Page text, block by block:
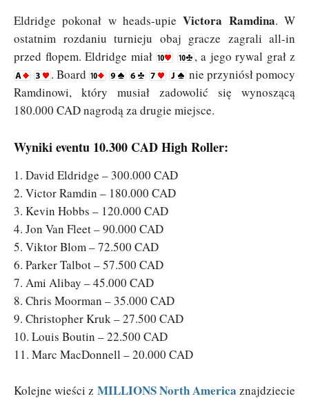
Eldridge pokonał w heads-upieVictora Ramdina. W
ostatnim rozdaniu turnieju obaj gracze zagrali all-in
przed flopem. Eldridge miał
, a jego rywal grał z
. Board
nie przyniósł pomocy
Ramdinowi, który musiał zadowolić się wynoszącą
180.000 CAD nagrodą za drugie miejsce.
Wyniki eventu 10.300 CAD High Roller:
1. David Eldridge – 300.000 CAD
2. Victor Ramdin – 180.000 CAD
3. Kevin Hobbs – 120.000 CAD
4. Jon Van Fleet – 90.000 CAD
5. Viktor Blom – 72.500 CAD
6. Parker Talbot – 57.500 CAD
7. Ami Alibay – 45.000 CAD
8. Chris Moorman – 35.000 CAD
9. Christopher Kruk – 27.500 CAD
10. Louis Boutin – 22.500 CAD
11. Marc MacDonnell – 20.000 CAD
Kolejne wieści z MILLIONS North America znajdziecie